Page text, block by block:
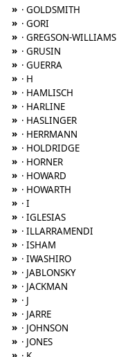
» · GOLDSMITH
» · GORI
» · GREGSON-WILLIAMS
» · GRUSIN
» · GUERRA
» · H
» · HAMLISCH
» · HARLINE
» · HASLINGER
» · HERRMANN
» · HOLDRIDGE
» · HORNER
» · HOWARD
» · HOWARTH
» · I
» · IGLESIAS
» · ILLARRAMENDI
» · ISHAM
» · IWASHIRO
» · JABLONSKY
» · JACKMAN
» · J
» · JARRE
» · JOHNSON
» · JONES